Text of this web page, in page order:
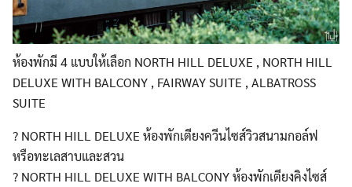
ห้องพักมี 4 แบบให้เลือก NORTH HILL DELUXE , NORTH HILL
DELUXE WITH BALCONY , FAIRWAY SUITE , ALBATROSS
SUITE
? NORTH HILL DELUXE ห้องพักเตียงควีนไซส์วิวสนามกอล์ฟ
หรือทะเลสาบและสวน
? NORTH HILL DELUXE WITH BALCONY ห้องพักเตียงคิงไซส์